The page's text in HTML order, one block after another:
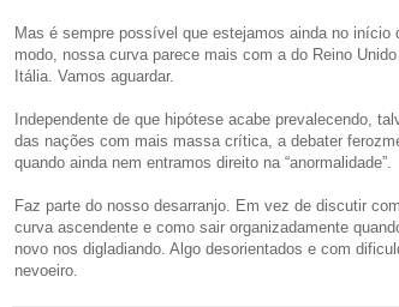
Mas é sempre possível que estejamos ainda no início
modo, nossa curva parece mais com a do Reino
Itália. Vamos aguardar.
Independente de que hipótese acabe prevalecendo,
das nações com mais massa crítica, a debater
quando ainda nem entramos direito na “anormalidade”.
Faz parte do nosso desarranjo. Em vez de discutir
curva ascendente e como sair organizadamente
novo nos digladiando. Algo desorientados e com
nevoeiro.